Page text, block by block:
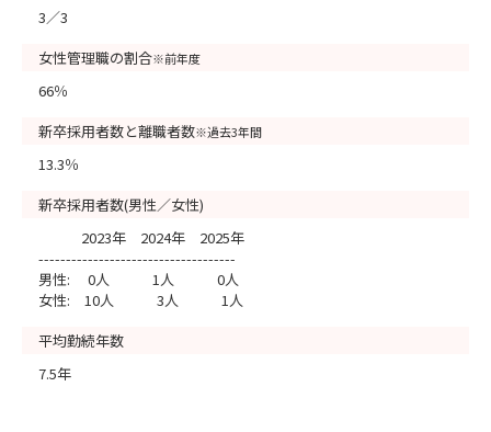
3／3
女性管理職の割合※前年度
66％
新卒採用者数と離職者数※過去3年間
13.3％
新卒採用者数(男性／女性)
2023年 2024年 2025年
------------------------------------
男性: 0人 1人 0人
女性: 10人 3人 1人
平均勤続年数
7.5年